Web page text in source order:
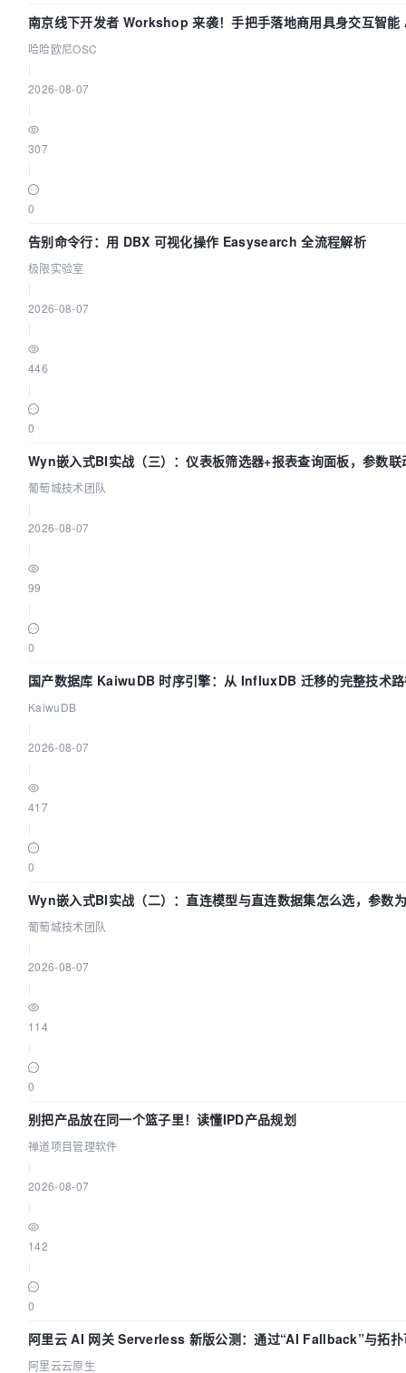
南京线下开发者 Workshop 来袭！手把手落地商用具身交互智
哈哈欧尼OSC
2026-08-07
307
0
告别命令行：用 DBX 可视化操作 Easysearch 全流程解析
极限实验室
2026-08-07
446
0
Wyn嵌入式BI实战（三）：仪表板筛选器+报表查询面板，参数联
葡萄城技术团队
2026-08-07
99
0
国产数据库 KaiwuDB 时序引擎：从 InfluxDB 迁移的完整技术
KaiwuDB
2026-08-07
417
0
Wyn嵌入式BI实战（二）：直连模型与直连数据集怎么选，参数
葡萄城技术团队
2026-08-07
114
0
别把产品放在同一个篮子里！读懂IPD产品规划
禅道项目管理软件
2026-08-07
142
0
阿里云 AI 网关 Serverless 新版公测：通过“AI Fallback”与拓
阿里云云原生